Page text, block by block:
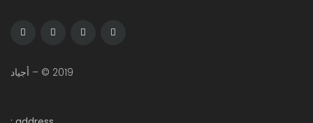
2019 © – أجياد